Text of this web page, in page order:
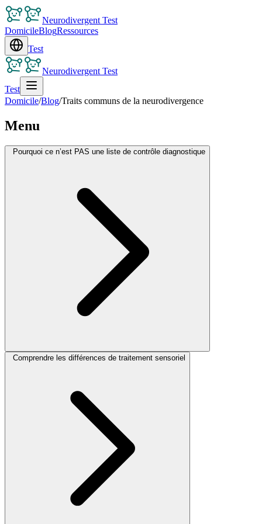
Neurodivergent Test
DomicileBlogRessources
Test
Neurodivergent Test
Test
Domicile/Blog/Traits communs de la neurodivergence
Menu
Pourquoi ce n’est PAS une liste de contrôle diagnostique
Comprendre les différences de traitement sensoriel